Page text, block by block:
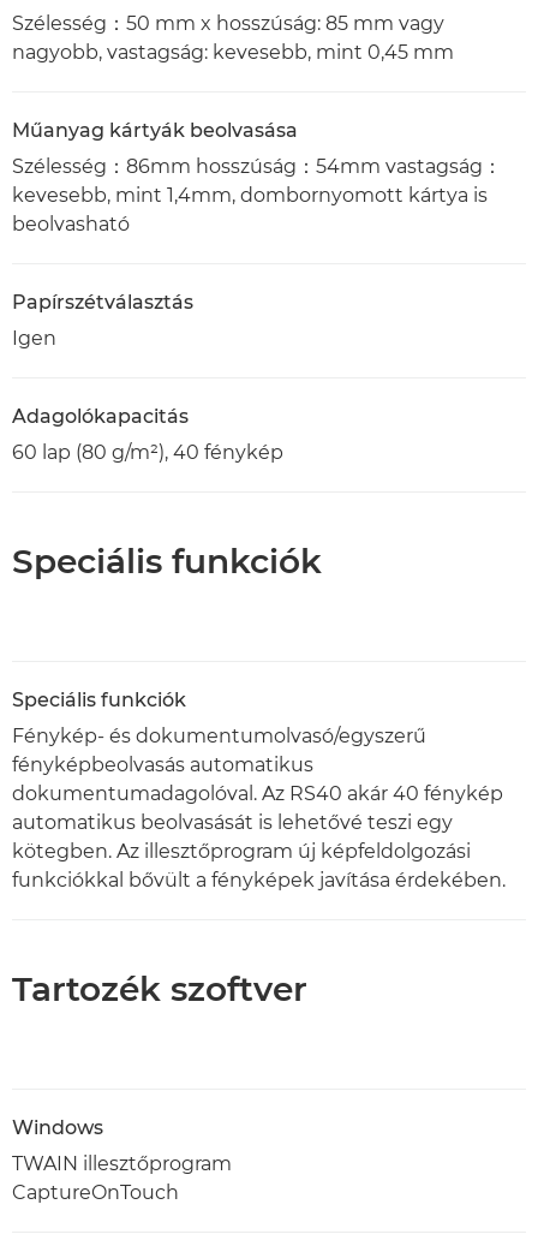
Szélesség：50 mm x hosszúság: 85 mm vagy
nagyobb, vastagság: kevesebb, mint 0,45 mm
Műanyag kártyák beolvasása
Szélesség：86mm hosszúság：54mm vastagság：
kevesebb, mint 1,4mm, dombornyomott kártya is
beolvasható
Papírszétválasztás
Igen
Adagolókapacitás
60 lap (80 g/m²), 40 fénykép
Speciális funkciók
Speciális funkciók
Fénykép- és dokumentumolvasó/egyszerű
fényképbeolvasás automatikus
dokumentumadagolóval. Az RS40 akár 40 fénykép
automatikus beolvasását is lehetővé teszi egy
kötegben. Az illesztőprogram új képfeldolgozási
funkciókkal bővült a fényképek javítása érdekében.
Tartozék szoftver
Windows
TWAIN illesztőprogram
CaptureOnTouch